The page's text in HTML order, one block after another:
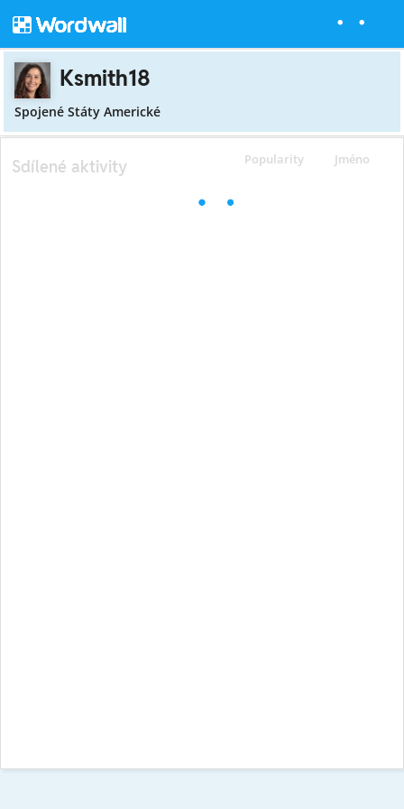
Ksmith18
Spojené Státy Americké
Popularity Jméno
Sdílené aktivity